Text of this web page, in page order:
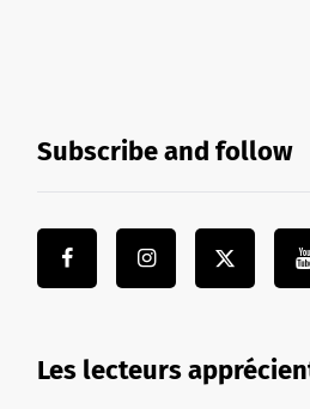
Subscribe and follow
Les lecteurs